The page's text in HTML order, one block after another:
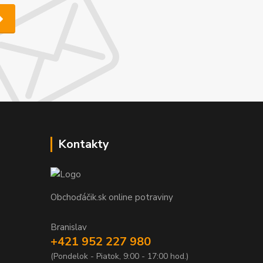
Kontakty
Obchoďáčik.sk online potraviny
Branislav
+421 952 227 980
(Pondelok - Piatok, 9:00 - 17:00 hod.)